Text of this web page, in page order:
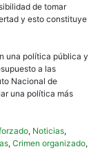
de tomar
y esto constituye
una política pública y
a las
Nacional de
una política más
, Noticias,
, Crimen organizado,